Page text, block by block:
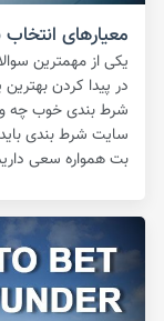
معیارهای
یکی از مهمترین
در پیدا کردن
شرط بندی خوب چه
سایت شرط بندی
بت همواره سعی